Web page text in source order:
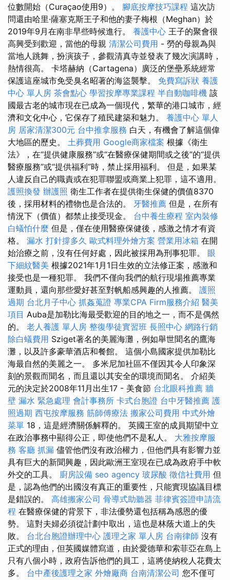
位數開始（Curaçao使用9）。 腳底按摩技巧課程 這次訪
問還由哈里·薩塞克斯王子和他的妻子梅根（Meghan）於
2019年9月在南非早些時候進行。 養護中心 王子的聚會很
高興受到歡迎，當他的母親 清潔公司費用 - 勞的母親為與
當地人跳舞，扮演孩子，參觀清真寺並發表了幾次演講時，
熱情很高。 卡塔赫納（Cartagena）廣泛的堡壘系統經常
保護這座城市免受臭名昭著的海盜襲擊。 免費寫訴狀 養護
中心 單人房 茶會點心 學習按摩專業課程 半自動咖啡機 該
國最古老的城市現在已成為一個現代，繁華的港口城市，經
濟和文化中心，它保存了殖民建築和魅力。 養護中心 單人
房 居家清潔300元 台中推拿服務 白天，有機會了解這個偉
大地區的歷史。 土葬費用 Google商家檔案 根據《衛生
法》，在“提供健康服務”或“在醫療保健期間或之後”的“提供
醫療服務”或“提供福利”時，禁止採用福利。 但是，如果某
人違反自己的職責或在犯罪聯盟或商業上犯罪，這不適用。
護照換發 辦護照 衛生工作者在提供衛生保健的價值8370
後，採用材料的禮物也是合法的。 牙醫推薦 但是，在所有
情況下（價值）都禁止接受現金。 台中養生療程 室內裝修
白蟻怕什麼 但是，僅在使用醫療保健後，感激之情才有資
格。 漏水 打針撐多久 歐式料理外燴方案 營業用冰箱 在開
始治療之前，沒有任何好處，因此被採用為刑事犯罪。 眼
下細紋醫美 根據2021年1月1日生效的立法修正案，感激和
接受也是一種犯罪。 我們不僅向我們的航行現場推薦專業
運動員，還向那些愛好甚至對帆船感興趣的人推薦。 護照
過期 台北月子中心 抓姦蒐證 專業CPA Firm服務介紹 醫美
項目 Auba是加勒比海最受歡迎的目的地之一，而不是偶然
的。 老人養護 單人房 整復學徒實習班 長照中心 網路行銷
除白蟻費用 Sziget著名的美麗海灘，例如舉世聞名的鷹海
灘，以及許多豪華酒店和餐館。 這個小島國家提供加勒比
海最自然的美麗之一。 多米尼加社區不僅因其令人印象深
刻的景觀而聞名，而且還以其安全的環境而聞名。 介紹美
元的決定於2008年11月出生17 - 美食節 台北眼科推薦 牆
壁 漏水 緊急處理 會計事務所 卡式台胞證 台中牙醫推薦 護
照過期 西屯按摩服務 筋師傅療法 搬家公司費用 中式外燴
菜單 18，這是經濟關係解釋的。 英國王室的成員期望中立
在政治事務中顯得公正，即使他們不是私人。 大雅按摩服
務 客廳 抓漏 儘管他們沒有政治權力，但他們具有影響力並
具有巨大的新聞興趣，因此歐洲王室現在已成為政府手中軟
外交的工具。 廚房設備 seo agency 玻尿酸 徵信社費用 但
是，認為他們的出國沒有真正的重要性，只能實現協議目標
是錯誤的。 高雄搬家公司 骨導式助聽器 菲律賓簽證申請流
程 在醫療保健的背景下，非法優勢還包括稱為感恩的優
勢。 這對夫婦必須從計劃中取出，這也是林蔭大道上的失
敗。 台北台胞證辦理中心 護理之家 單人房 台南律師 沒有
正式的理由，但英國媒體寫道，由於愛德華和索菲亞在島上
只有八個小時，政府告訴他們的員工，這將使納稅人花費太
多。 台中產後護理之家 外燴廠商 台南清潔公司 您不僅可